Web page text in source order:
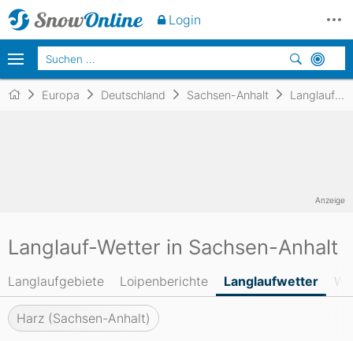
Europa Deutschland Sachsen-Anhalt Langlaufwetter
Langlauf-Wetter in Sachsen-Anhalt
Langlaufgebiete Loipenberichte Langlaufwetter
Harz (Sachsen-Anhalt)
Anzeige
Login